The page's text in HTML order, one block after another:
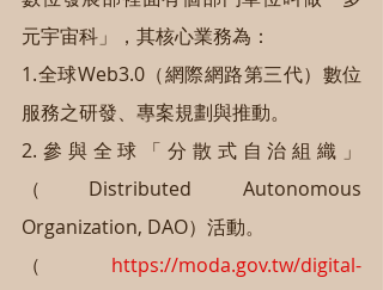
元宇宙科」，其核心業務為：
1.全球Web3.0（網際網路第三代）數位
服務之研發、專案規劃與推動。
2.參與全球「分散式自治組織」
（Distributed Autonomous
Organization, DAO）活動。
（ https://moda.gov.tw/digital-